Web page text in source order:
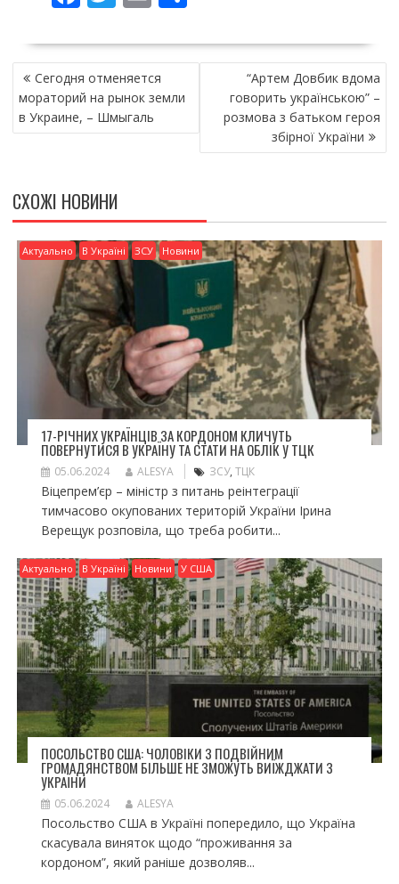
e
b
o
o
itt
er
ai
l
ді
т
и
НАВІГАЦІЯ
ЗАПИСІВ
Сегодня отменяется
мораторий на рынок земли
в Украине, – Шмыгаль
“Артем Довбик вдома
говорить українською” –
розмова з батьком героя
збірної України
СХОЖІ НОВИНИ
Актуально В Україні ЗСУ Новини
17-РІЧНИХ УКРАЇНЦІВ ЗА КОРДОНОМ КЛИЧУТЬ
ПОВЕРНУТИСЯ В УКРАЇНУ ТА СТАТИ НА ОБЛІК У ТЦК
05.06.2024 ALESYA ЗСУ, ТЦК
Віцепрем’єр – міністр з питань реінтеграції
тимчасово окупованих територій України Ірина
Верещук розповіла, що треба робити...
Актуально В Україні Новини У США
ПОСОЛЬСТВО США: ЧОЛОВІКИ З ПОДВІЙНИМ
ГРОМАДЯНСТВОМ БІЛЬШЕ НЕ ЗМОЖУТЬ ВИЇЖДЖАТИ З
УКРАЇНИ
05.06.2024 ALESYA
Посольство США в Україні попередило, що Україна
скасувала виняток щодо “проживання за
кордоном”, який раніше дозволяв...